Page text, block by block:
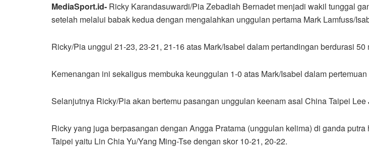
MediaSport.id- Ricky Karandasuwardi/Pia Zebadiah Bernadet menjadi wakil tunggal
setelah melalui babak kedua dengan mengalahkan unggulan pertama Mark Lamfuss/
Ricky/Pia unggul 21-23, 23-21, 21-16 atas Mark/Isabel dalam pertandingan berdurasi
Kemenangan ini sekaligus membuka keunggulan 1-0 atas Mark/Isabel dalam
Selanjutnya Ricky/Pia akan bertemu pasangan unggulan keenam asal China Taipei
Ricky yang juga berpasangan dengan Angga Pratama (unggulan kelima) di ganda
Taipei yaitu Lin Chia Yu/Yang Ming-Tse dengan skor 10-21, 20-22.